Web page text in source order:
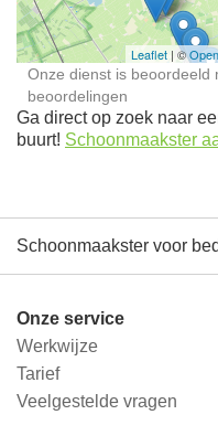
Leaflet | ©
Onze dienst is beoordeeld
beoordelingen
Ga direct op zoek naar
buurt! Schoonmaakster
Schoonmaakster voor
Onze service
Werkwijze
Tarief
Veelgestelde vragen